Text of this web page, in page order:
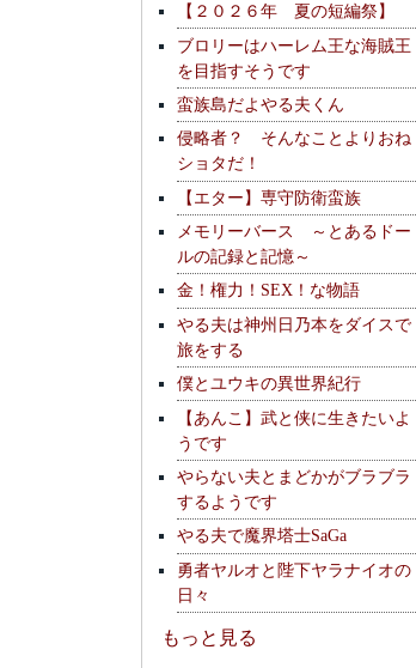
【２０２６年 夏の短編祭】
ブロリーはハーレム王な海賊王
を目指すそうです
蛮族島だよやる夫くん
侵略者？ そんなことよりおね
ショタだ！
【エター】専守防衛蛮族
メモリーバース ～とあるドー
ルの記録と記憶～
金！権力！SEX！な物語
やる夫は神州日乃本をダイスで
旅をする
僕とユウキの異世界紀行
【あんこ】武と侠に生きたいよ
うです
やらない夫とまどかがブラブラ
するようです
やる夫で魔界塔士SaGa
勇者ヤルオと陛下ヤラナイオの
日々
もっと見る